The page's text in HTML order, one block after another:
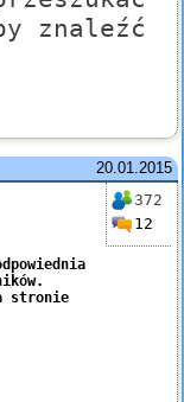
znaleźć
20.01.2015
372
12